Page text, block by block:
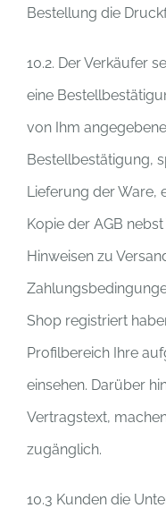
Bestellung die
10.2. Der Verkäufer
eine
von Ihm
Bestellbestätigung,
Lieferung der Ware,
Kopie der AGB
Hinweisen zu
Shop registriert
Profilbereich Ihre
einsehen. Darüber
Vertragstext,
zugänglich.
10.3 Kunden die